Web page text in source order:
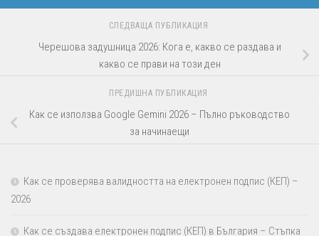
СЛЕДВАЩА ПУБЛИКАЦИЯ
Черешова задушница 2026: Кога е, какво се раздава и
какво се прави на този ден
ПРЕДИШНА ПУБЛИКАЦИЯ
Как се използва Google Gemini 2026 – Пълно ръководство
за начинаещи
Как се проверява валидността на електронен подпис (КЕП) –
2026
Как се създава електронен подпис (КЕП) в България – Стъпка